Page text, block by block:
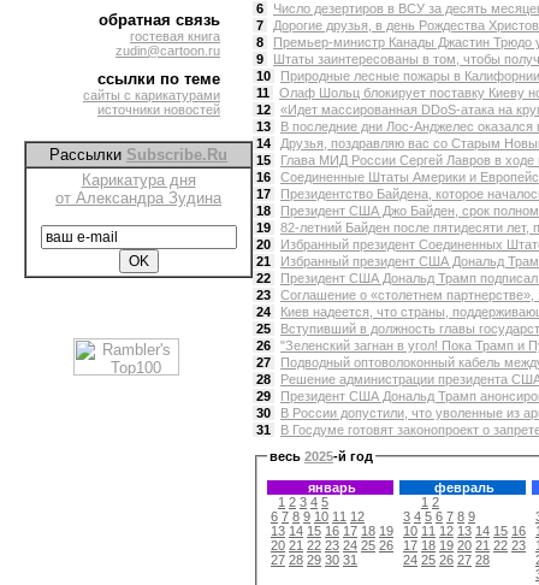
обратная связь
гостевая книга
zudin@cartoon.ru
ссылки по теме
сайты с карикатурами
источники новостей
Рассылки Subscribe.Ru
Карикатура дня
от Александра Зудина
6
Число дезертиров в ВСУ за десять
7
Дорогие друзья, в день Рождества
8
Премьер-министр Канады Джастин Трюдо
9
Штаты заинтересованы в том, чтобы
10
Природные лесные пожары в
11
Олаф Шольц блокирует поставку Киеву
12
«Идет массированная DDoS-атака на
13
В последние дни Лос-Анджелес
14
Друзья, поздравляю вас со Старым
15
Глава МИД России Сергей Лавров в ходе
16
Соединенные Штаты Америки и
17
Президентство Байдена, которое
18
Президент США Джо Байден, срок
19
82-летний Байден после пятидесяти лет,
20
Избранный президент Соединенных
21
Избранный президент США Дональд
22
Президент США Дональд Трамп
23
Соглашение о «столетнем
24
Киев надеется, что страны,
25
Вступивший в должность главы
26
"Зеленский загнан в угол! Пока Трамп и
27
Подводный оптоволоконный кабель
28
Решение администрации президента
29
Президент США Дональд Трамп
30
В России допустили, что уволенные из
31
В Госдуме готовят законопроект о
весь 2025-й год
январь
1 2 3 4 5
6 7 8 9 10 11 12
13 14 15 16 17 18 19
20 21 22 23 24 25 26
27 28 29 30 31
февраль
1 2
3 4 5 6 7 8 9
10 11 12 13 14 15 16
17 18 19 20 21 22 23
24 25 26 27 28